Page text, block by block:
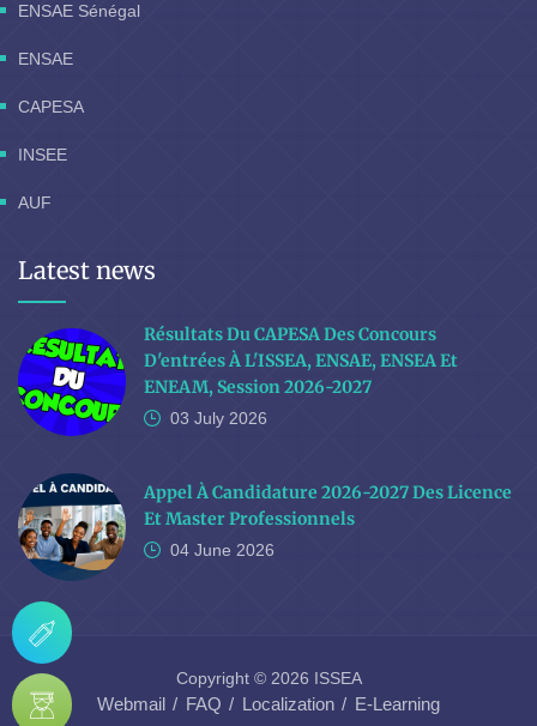
ENSAE Sénégal
ENSAE
CAPESA
INSEE
AUF
Latest news
Résultats Du CAPESA Des Concours
D'entrées À L'ISSEA, ENSAE, ENSEA Et
ENEAM, Session 2026-2027
03 July 2026
Appel À Candidature 2026-2027 Des Licence
Et Master Professionnels
04 June 2026
Copyright © 2026 ISSEA
Webmail FAQ Localization E-Learning